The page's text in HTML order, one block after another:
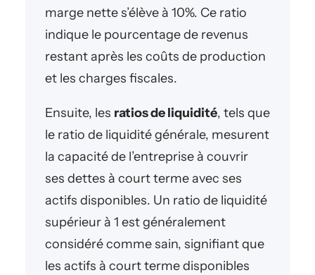
marge nette s’élève à 10%. Ce ratio
indique le pourcentage de revenus
restant après les coûts de production
et les charges fiscales.
Ensuite, les ratios de liquidité, tels que
le ratio de liquidité générale, mesurent
la capacité de l’entreprise à couvrir
ses dettes à court terme avec ses
actifs disponibles. Un ratio de liquidité
supérieur à 1 est généralement
considéré comme sain, signifiant que
les actifs à court terme disponibles